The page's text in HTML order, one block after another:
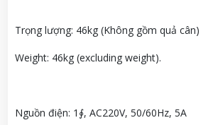
Trọng lượng: 46kg (Không gồm quả cân)
Weight: 46kg (excluding weight).
Nguồn điện: 1∮, AC220V, 50/60Hz, 5A